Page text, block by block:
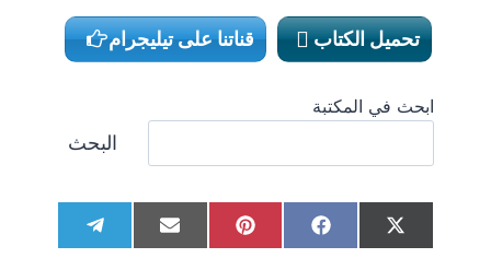
تحميل الكتاب قناتنا على تيليجرام
ابحث في المكتبة
البحث
S
h
X
S
h
F
S
h
P
S
h
E
S
h
T